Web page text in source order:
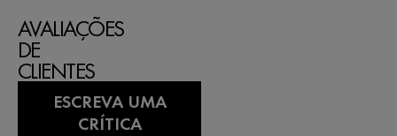
AVALIAÇÕES
DE
CLIENTES
ESCREVA UMA
CRÍTICA